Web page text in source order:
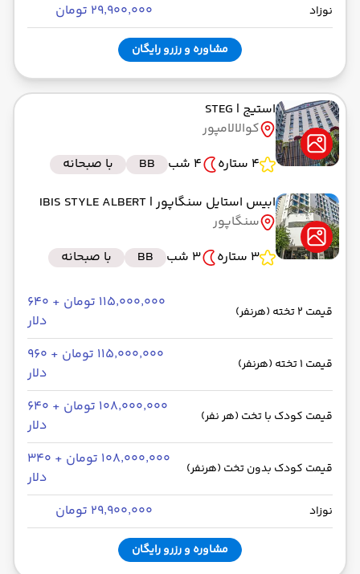
نوزاد ۲۹٬۹۰۰٬۰۰۰ تومان
مشاوره و رزرو رایگان
استیج | STEG
کوالالامپور
4 ستاره
4 شب BB
با صبحانه
ابیس استایل سنگاپور| IBIS STYLE ALBERT
سنگاپور
3 ستاره
3 شب BB با صبحانه
قیمت 2 تخته (هرنفر)
۱۱۵٬۰۰۰٬۰۰۰ تومان + ۶۴۰
دلار
قیمت 1 تخته (هرنفر)
۱۱۵٬۰۰۰٬۰۰۰ تومان + ۹۶۰
دلار
قیمت کودک با تخت (هر نفر)
۱۰۸٬۰۰۰٬۰۰۰ تومان + ۶۴۰
دلار
قیمت کودک بدون تخت (هرنفر)
۱۰۸٬۰۰۰٬۰۰۰ تومان + ۳۴۰
دلار
نوزاد ۲۹٬۹۰۰٬۰۰۰ تومان
مشاوره و رزرو رایگان